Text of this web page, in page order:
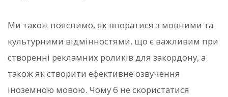
Ми також пояснимо, як впоратися з мовними та
культурними відмінностями, що є важливим при
створенні рекламних роликів для закордону, а
також як створити ефективне озвучення
іноземною мовою. Чому б не скористатися